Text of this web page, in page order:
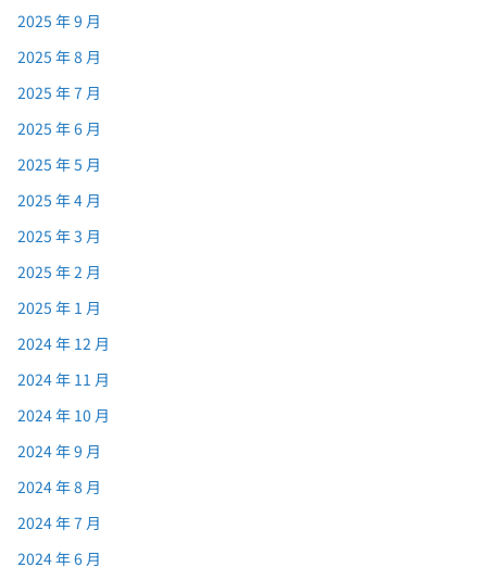
2025 年 9 月
2025 年 8 月
2025 年 7 月
2025 年 6 月
2025 年 5 月
2025 年 4 月
2025 年 3 月
2025 年 2 月
2025 年 1 月
2024 年 12 月
2024 年 11 月
2024 年 10 月
2024 年 9 月
2024 年 8 月
2024 年 7 月
2024 年 6 月